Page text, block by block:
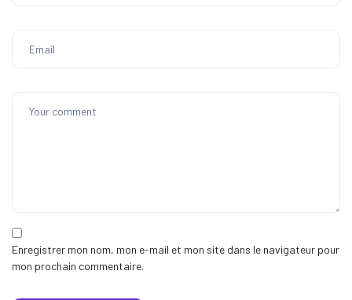
Enregistrer mon nom, mon e-mail et mon site dans le navigateur pour
mon prochain commentaire.